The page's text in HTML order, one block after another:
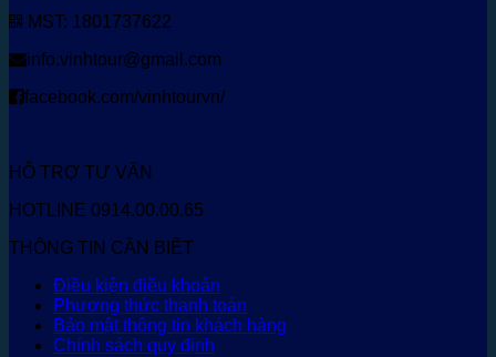
MST: 1801737622
info.vinhtour@gmail.com
facebook.com/vinhtourvn/
HỖ TRỢ TƯ VẤN
HOTLINE 0914.00.00.65
THÔNG TIN CẦN BIẾT
Điều kiện điều khoản
Phương thức thanh toán
Bảo mật thông tin khách hàng
Chính sách quy định